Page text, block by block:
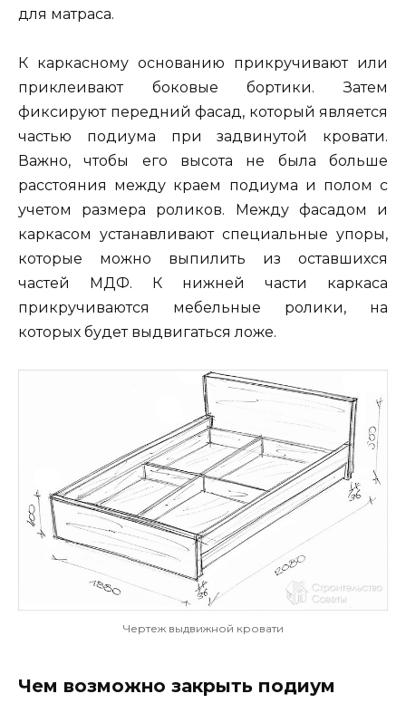
для матраса.
К каркасному основанию прикручивают или
приклеивают боковые бортики. Затем
фиксируют передний фасад, который является
частью подиума при задвинутой кровати.
Важно, чтобы его высота не была больше
расстояния между краем подиума и полом с
учетом размера роликов. Между фасадом и
каркасом устанавливают специальные упоры,
которые можно выпилить из оставшихся
частей МДФ. К нижней части каркаса
прикручиваются мебельные ролики, на
которых будет выдвигаться ложе.
Чертеж выдвижной кровати
Чем возможно закрыть подиум